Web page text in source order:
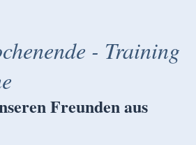
- Training
Freunden aus